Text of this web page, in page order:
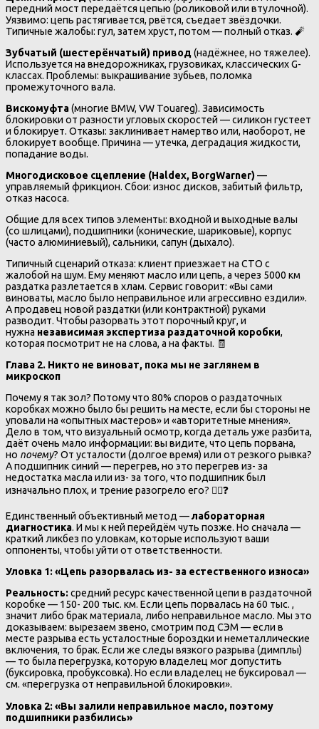
передний мост передаётся цепью (роликовой или втулочной).
Уязвимо: цепь растягивается, рвётся, съедает звёздочки.
Типичные жалобы: гул, затем хруст, потом — полный отказ. 🧨
Зубчатый (шестерёнчатый) привод(надёжнее, но тяжелее).
Используется на внедорожниках, грузовиках, классических G-
классах. Проблемы: выкрашивание зубьев, поломка
промежуточного вала.
Вискомуфта(многие BMW, VW Touareg). Зависимость
блокировки от разности угловых скоростей — силикон густеет
и блокирует. Отказы: заклинивает намертво или, наоборот, не
блокирует вообще. Причина — утечка, деградация жидкости,
попадание воды.
Многодисковое сцепление (Haldex, BorgWarner)—
управляемый фрикцион. Сбои: износ дисков, забитый фильтр,
отказ насоса.
Общие для всех типов элементы: входной и выходные валы
(со шлицами), подшипники (конические, шариковые), корпус
(часто алюминиевый), сальники, сапун (дыхало).
Типичный сценарий отказа: клиент приезжает на СТО с
жалобой на шум. Ему меняют масло или цепь, а через 5000 км
раздатка разлетается в хлам. Сервис говорит: «Вы сами
виноваты, масло было неправильное или агрессивно ездили».
А продавец новой раздатки (или контрактной) руками
разводит. Чтобы разорвать этот порочный круг, и
нужна независимая экспертиза раздаточной коробки,
которая посмотрит не на слова, а на факты. 🧾
Глава 2. Никто не виноват, пока мы не заглянем в
микроскоп
Почему я так зол? Потому что 80% споров о раздаточных
коробках можно было бы решить на месте, если бы стороны не
уповали на «опытных мастеров» и «авторитетные мнения».
Дело в том, что визуальный осмотр, когда деталь уже разбита,
даёт очень мало информации: вы видите, что цепь порвана,
но почему? От усталости (долгое время) или от резкого рывка?
А подшипник синий — перегрев, но это перегрев из- за
недостатка масла или из- за того, что подшипник был
изначально плох, и трение разогрело его? 🤷‍♂️❓
Единственный объективный метод —лабораторная
диагностика. И мы к ней перейдём чуть позже. Но сначала —
краткий ликбез по уловкам, которые используют ваши
оппоненты, чтобы уйти от ответственности.
Уловка 1: «Цепь разорвалась из- за естественного износа»
Реальность:средний ресурс качественной цепи в раздаточной
коробке — 150- 200 тыс. км. Если цепь порвалась на 60 тыс. ,
значит либо брак материала, либо неправильное масло. Мы это
доказываем: вырезаем звено, смотрим под СЭМ — если в
месте разрыва есть усталостные бороздки и неметаллические
включения, то брак. Если же следы вязкого разрыва (димплы)
— то была перегрузка, которую владелец мог допустить
(буксировка, пробуксовка). Но если владелец не буксировал —
см. «перегрузка от неправильной блокировки».
Уловка 2: «Вы залили неправильное масло, поэтому
подшипники разбились»